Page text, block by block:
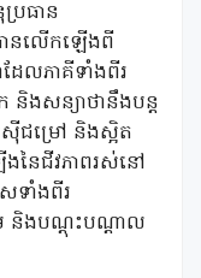
រធាន
នលើកឡើងពី
ែលភាគីទាំងពីរ
និងសន្យាថានឹងបន្ត
ស៊ីជម្រៅ និងស្អិត
ងនៃជីវភាពរស់នៅ
ទាំងពីរ
និងបណ្ដុះបណ្ដាល